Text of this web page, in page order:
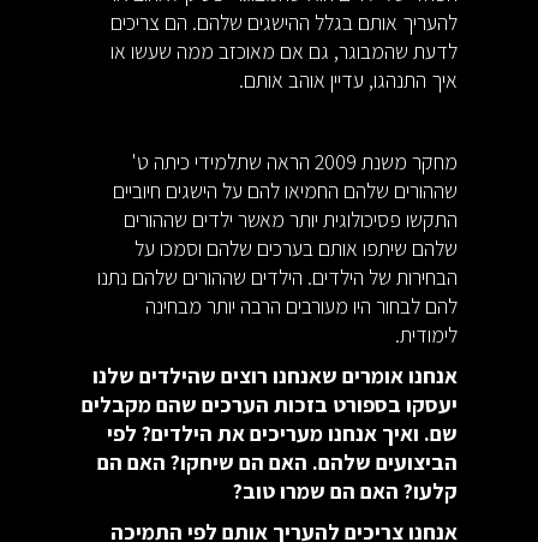
להעריך אותם בגלל ההישגים שלהם. הם צריכים
לדעת שהמבוגר, גם אם מאוכזב ממה שעשו או
איך התנהגו, עדיין אוהב אותם.
מחקר משנת 2009 הראה שתלמידי כיתה ט'
שההורים שלהם החמיאו להם על הישגים חיוביים
התקשו פסיכולוגית יותר מאשר ילדים שההורים
שלהם שיתפו אותם בערכים שלהם וסמכו על
הבחירות של הילדים. הילדים שההורים שלהם נתנו
להם לבחור היו מעורבים הרבה יותר מבחינה
לימודית.
אנחנו אומרים שאנחנו רוצים שהילדים שלנו
יעסקו בספורט בזכות הערכים שהם מקבלים
שם. ואיך אנחנו מעריכים את הילדים? לפי
הביצועים שלהם. האם הם שיחקו? האם הם
קלעו? האם הם שמרו טוב?
אנחנו צריכים להעריך אותם לפי התמיכה